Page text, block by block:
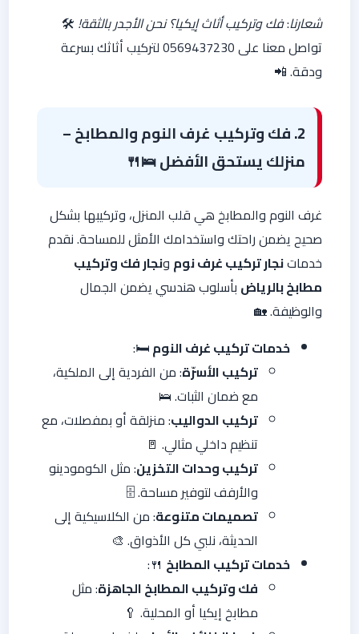
شعارنا:فك وتركيب أثاث إيكيا؟ نحن الأجدر بالثقة! 🛠️
تواصل معنا على 0569437230 لتركيب أثاثك بسرعة
ودقة. 📲
2. فك وتركيب غرف النوم والمطابخ –
منزلك يستحق الأفضل🛌🍴
غرف النوم والمطابخ هي قلب المنزل، وتركيبها بشكل
صحيح يضمن راحتك واستخدامك الأمثل للمساحة. نقدم
خدماتنجار تركيب غرف نوم ونجار فك وتركيب
مطابخ بالرياض بأسلوب هندسي يضمن الجمال
والوظيفة. 🏡
خدمات تركيب غرف النوم🛏️:
تركيب الأسرّة: من الفردية إلى الملكية،
مع ضمان الثبات. 🛌
تركيب الدواليب: منزلقة أو بمفصلات، مع
تنظيم داخلي مثالي. 🚪
تركيب وحدات التخزين: مثل الكومودينو
والأرفف لتوفير مساحة. 🗄️
تصميمات متنوعة: من الكلاسيكية إلى
الحديثة، نلبي كل الأذواق. 🎨
خدمات تركيب المطابخ 🍴:
فك وتركيب المطابخ الجاهزة: مثل
مطابخ إيكيا أو المحلية. 🥄